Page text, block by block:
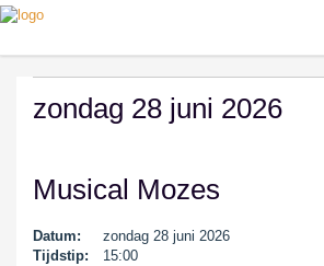
zondag 28 juni 2026
Musical Mozes
Datum:
zondag 28 juni 2026
Tijdstip:
15:00